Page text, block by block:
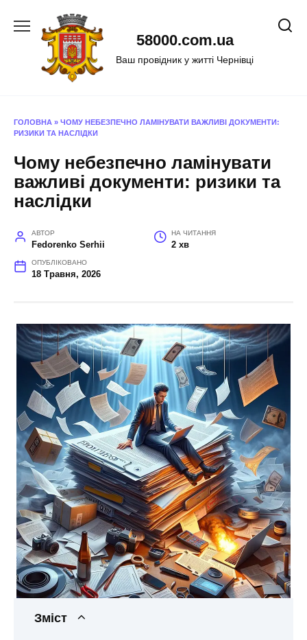
58000.com.ua
Ваш провідник у житті Чернівці
ГОЛОВНА » ЧОМУ НЕБЕЗПЕЧНО ЛАМІНУВАТИ ВАЖЛИВІ ДОКУМЕНТИ:
РИЗИКИ ТА НАСЛІДКИ
Чому небезпечно ламінувати
важливі документи: ризики та
наслідки
АВТОР
Fedorenko Serhii
НА ЧИТАННЯ
2 хв
ОПУБЛІКОВАНО
18 Травня, 2026
Зміст